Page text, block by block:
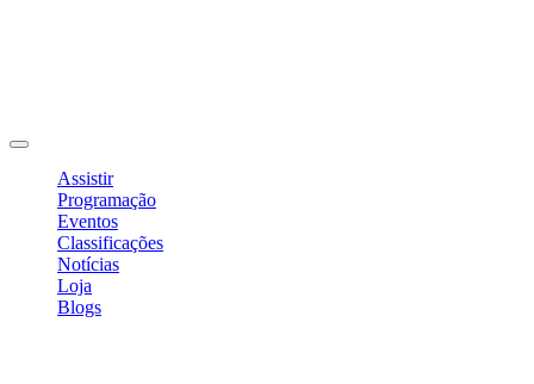
Assistir
Programação
Eventos
Classificações
Notícias
Loja
Blogs